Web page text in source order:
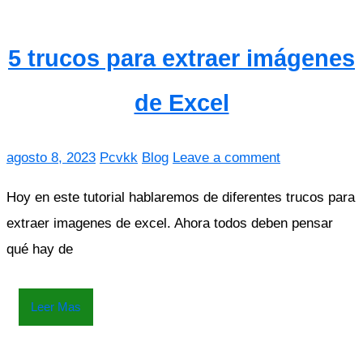
5 trucos para extraer imágenes
de Excel
agosto 8, 2023 Pcvkk Blog Leave a comment
Hoy en este tutorial hablaremos de diferentes trucos para
extraer imagenes de excel. Ahora todos deben pensar
qué hay de
Leer Mas